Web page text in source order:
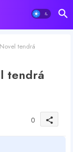
tendrá
tendrá
0 share